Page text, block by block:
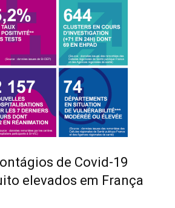
de Covid-19
elevados em França